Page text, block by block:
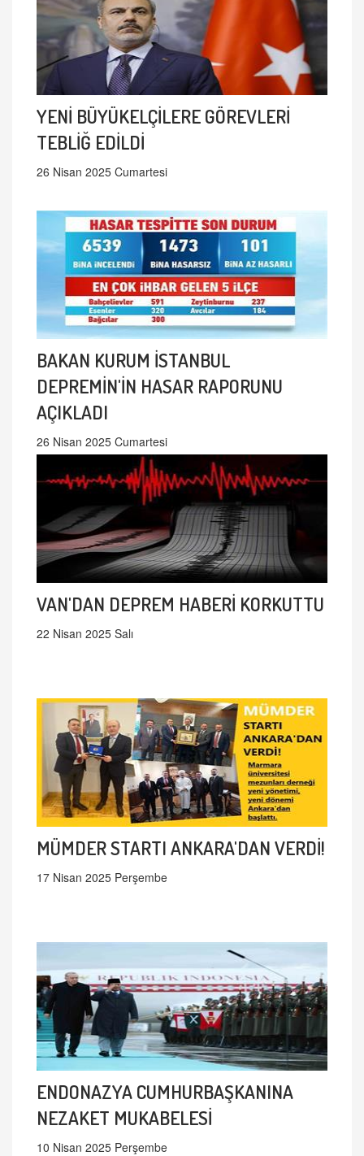
YENİ BÜYÜKELÇİLERE GÖREVLERİ
TEBLİĞ EDİLDİ
26 Nisan 2025 Cumartesi
BAKAN KURUM İSTANBUL
DEPREMİN'İN HASAR RAPORUNU
AÇIKLADI
26 Nisan 2025 Cumartesi
VAN'DAN DEPREM HABERİ KORKUTTU
22 Nisan 2025 Salı
MÜMDER STARTI ANKARA'DAN VERDİ!
17 Nisan 2025 Perşembe
ENDONAZYA CUMHURBAŞKANINA
NEZAKET MUKABELESİ
10 Nisan 2025 Perşembe